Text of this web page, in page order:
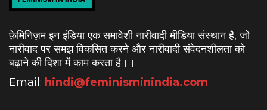
फ़ेमिनिज़म इन इंडिया एक समावेशी नारीवादी मीडिया संस्थान है, जो
नारीवाद पर समझ विकसित करने और नारीवादी संवेदनशीलता को
बढ़ाने की दिशा में काम करता है। ।
Email: hindi@feminisminindia.com